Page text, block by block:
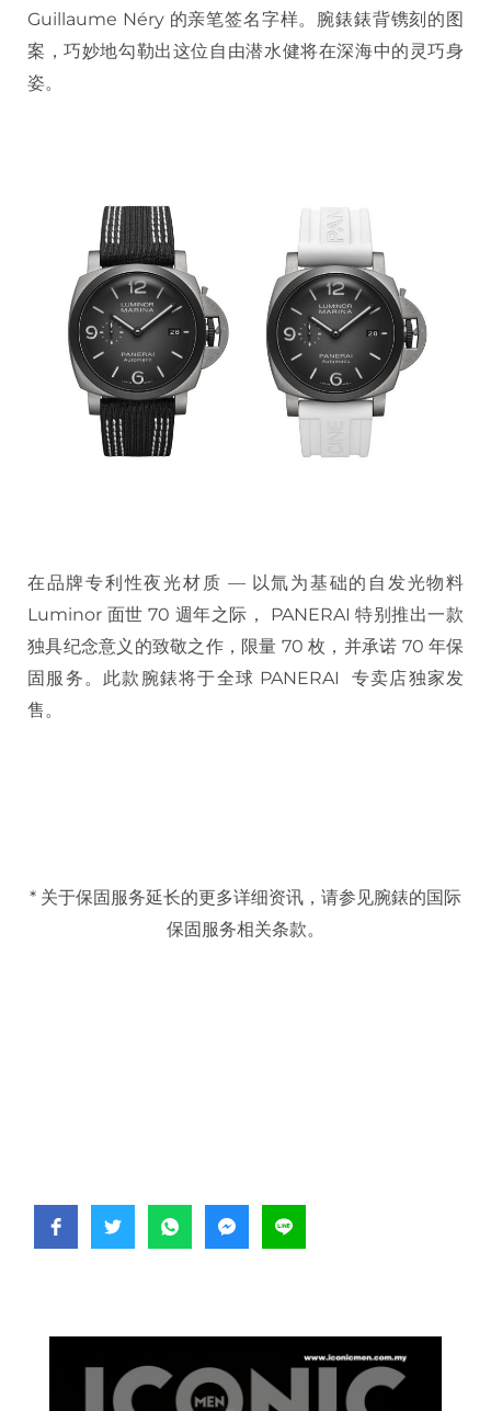
Guillaume Néry 的亲笔签名字样。腕錶錶背镌刻的图
案，巧妙地勾勒出这位自由潜水健将在深海中的灵巧身
姿。
在品牌专利性夜光材质 — 以氚为基础的自发光物料
Luminor 面世 70 週年之际， PANERAI 特别推出一款
独具纪念意义的致敬之作，限量 70 枚，并承诺 70 年保
固服务。此款腕錶将于全球 PANERAI 专卖店独家发
售。
* 关于保固服务延长的更多详细资讯，请参见腕錶的国际
保固服务相关条款。